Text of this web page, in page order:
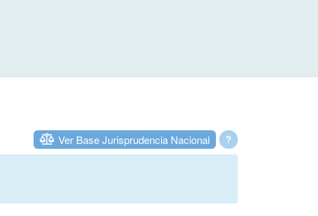
?
Ver Base Jurisprudencia Nacional